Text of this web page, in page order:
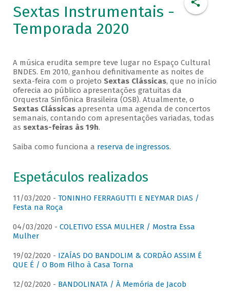
Sextas Instrumentais -
Temporada 2020
A música erudita sempre teve lugar no Espaço Cultural
BNDES. Em 2010, ganhou definitivamente as noites de
sexta-feira com o projeto Sextas Clássicas, que no início
oferecia ao público apresentações gratuitas da
Orquestra Sinfônica Brasileira (OSB). Atualmente, o
Sextas Clássicasapresenta uma agenda de concertos
semanais, contando com apresentações variadas, todas
as sextas-feiras às 19h.
Saiba como funciona a reserva de ingressos.
Espetáculos realizados
11/03/2020 - TONINHO FERRAGUTTI E NEYMAR DIAS /
Festa na Roça
04/03/2020 - COLETIVO ESSA MULHER / Mostra Essa
Mulher
19/02/2020 - IZAÍAS DO BANDOLIM & CORDÃO ASSIM É
QUE É / O Bom Filho à Casa Torna
12/02/2020 - BANDOLINATA / À Memória de Jacob